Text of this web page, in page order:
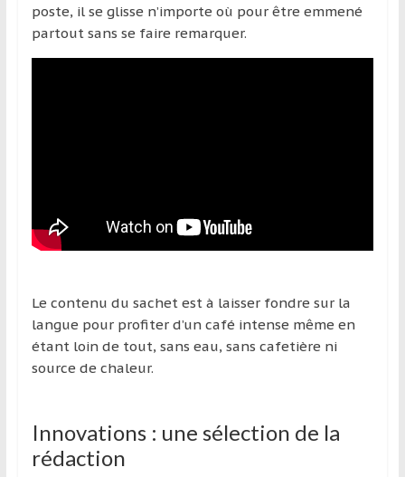
poste, il se glisse n’importe où pour être emmené
partout sans se faire remarquer.
Le contenu du sachet est à laisser fondre sur la
langue pour profiter d’un café intense même en
étant loin de tout, sans eau, sans cafetière ni
source de chaleur.
Innovations : une sélection de la
rédaction